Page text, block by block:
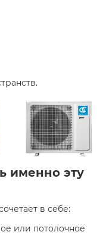
именно эту
в себе:
или потолочное